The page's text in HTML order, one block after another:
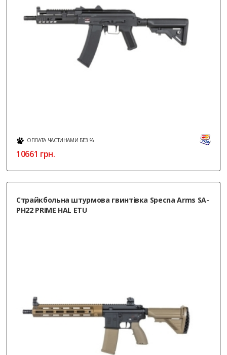
ОПЛАТА ЧАСТИНАМИ БЕЗ %
10661 грн.
Страйкбольна штурмова гвинтівка Specna Arms SA-
PH22 PRIME HAL ETU